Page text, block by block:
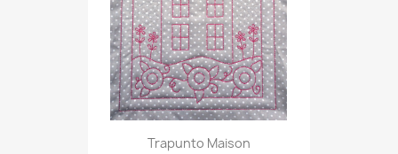
Trapunto Maison